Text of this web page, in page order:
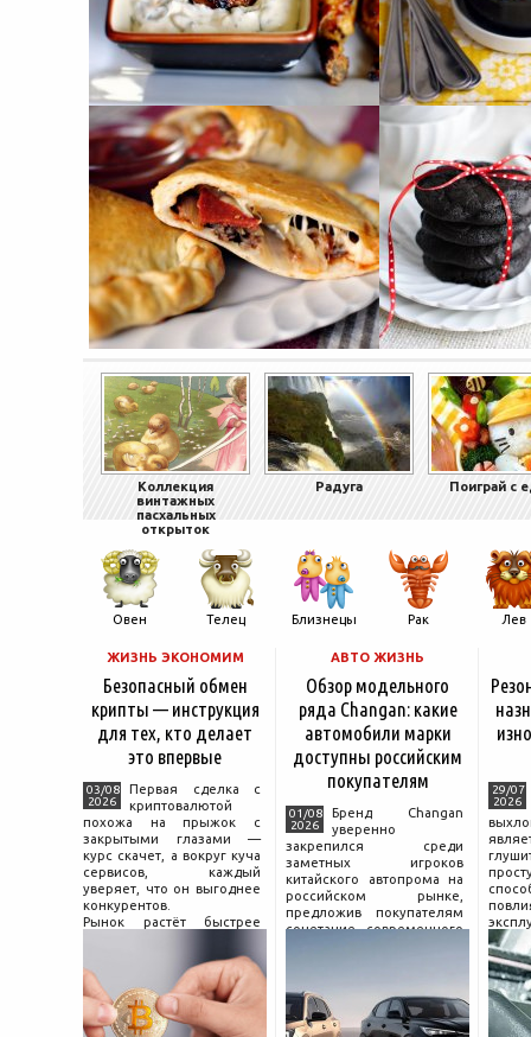
Коллекция
винтажных
пасхальных
открыток
Радуга Поиграй с
Овен Телец Близнецы Рак Лев
ЖИЗНЬ ЭКОНОМИМ
Безопасный обмен
крипты — инструкция
для тех, кто делает
это впервые
03/08
2026
Первая сделка с
криптовалютой
похожа на прыжок с
закрытыми глазами —
курс скачет, а вокруг куча
сервисов, каждый
уверяет, что он выгоднее
конкурентов.
Рынок растёт быстрее
поведения на нём.
Петербургские
криптообменники,
московские
АВТО ЖИЗНЬ
Обзор модельного
ряда Changan: какие
автомобили марки
доступны российским
покупателям
01/08
2026
Бренд Changan
уверенно
закрепился среди
заметных игроков
китайского автопрома на
российском рынке,
предложив покупателям
сочетание современного
насчитывает несколько
десятилетий
29/07
2026
и